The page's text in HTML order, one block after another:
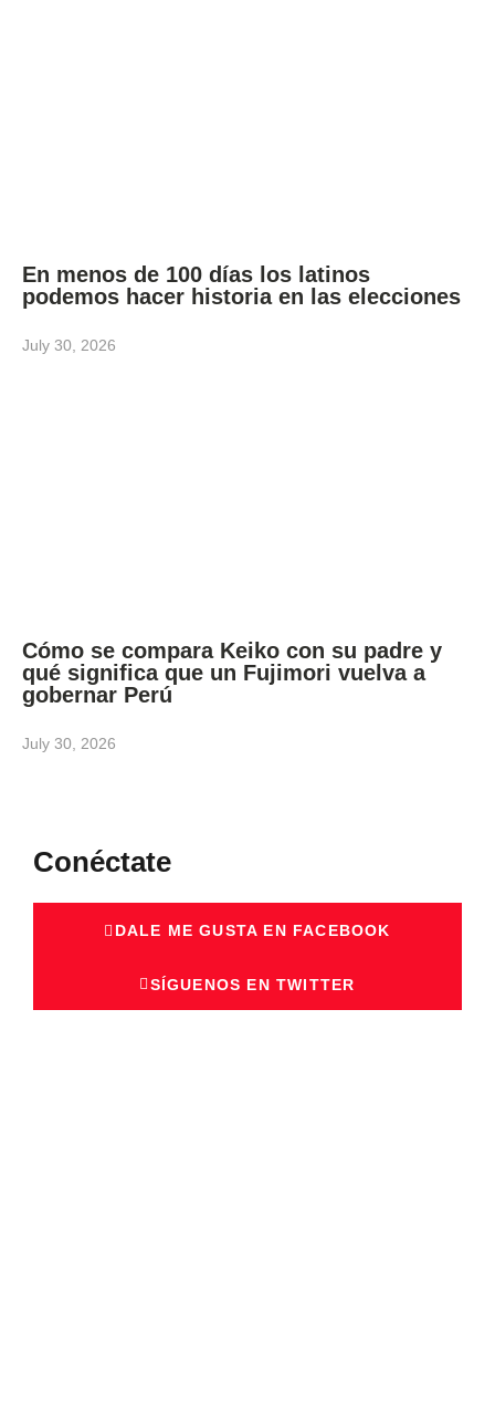
En menos de 100 días los latinos
podemos hacer historia en las elecciones
July 30, 2026
Cómo se compara Keiko con su padre y
qué significa que un Fujimori vuelva a
gobernar Perú
July 30, 2026
Conéctate
DALE ME GUSTA EN FACEBOOK
SÍGUENOS EN TWITTER